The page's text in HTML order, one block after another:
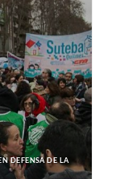
DEFENSA DE LA